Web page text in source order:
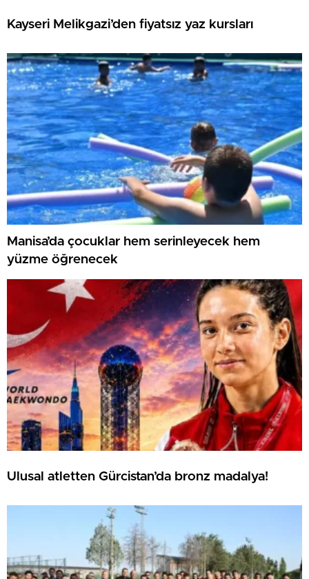
Kayseri Melikgazi’den fiyatsız yaz kursları
Manisa’da çocuklar hem serinleyecek hem
yüzme öğrenecek
Ulusal atletten Gürcistan’da bronz madalya!